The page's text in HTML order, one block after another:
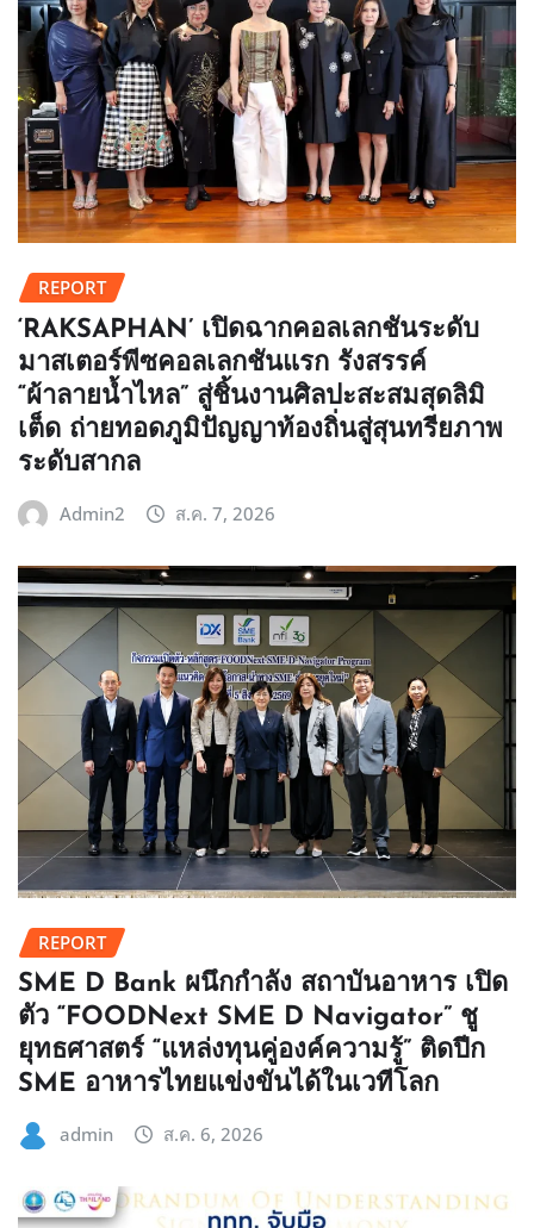
REPORT
‘RAKSAPHAN’ เปิดฉากคอลเลกชันระดับ
มาสเตอร์พีซคอลเลกชันแรก รังสรรค์
“ผ้าลายน้ำไหล” สู่ชิ้นงานศิลปะสะสมสุดลิมิ
เต็ด ถ่ายทอดภูมิปัญญาท้องถิ่นสู่สุนทรียภาพ
ระดับสากล
Admin2 ส.ค. 7, 2026
REPORT
SME D Bank ผนึกกำลัง สถาบันอาหาร เปิด
ตัว “FOODNext SME D Navigator” ชู
ยุทธศาสตร์ “แหล่งทุนคู่องค์ความรู้” ติดปีก
SME อาหารไทยแข่งขันได้ในเวทีโลก
admin ส.ค. 6, 2026